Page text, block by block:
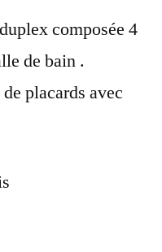
composée 4
de bain .
placards avec